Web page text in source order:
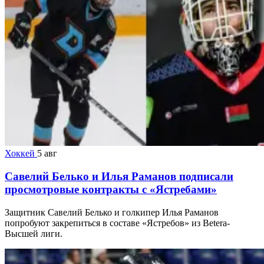
Хоккей 5 авг
Савелий Белько и Илья Раманов подписали
просмотровые контракты с «Ястребами»
Защитник Савелий Белько и голкипер Илья Раманов
попробуют закрепиться в составе «Ястребов» из Betera-
Высшей лиги.